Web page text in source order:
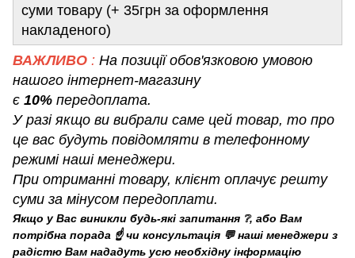
суми товару (+ 35грн за оформлення
накладеного)
ВАЖЛИВО : На позиції обов'язковою умовою
нашого інтернет-магазину
є 10% передоплата.
У разі якщо ви вибрали саме цей товар, то про
це вас будуть повідомляти в телефонному
режимі наші менеджери.
При отриманні товару, клієнт оплачує решту
суми за мінусом передоплати.
Якщо у Вас виникли будь-які запитання ❔, або Вам
потрібна порада ☝️ чи консультація 💬 наші менеджери з
радістю Вам нададуть усю необхідну інформацію